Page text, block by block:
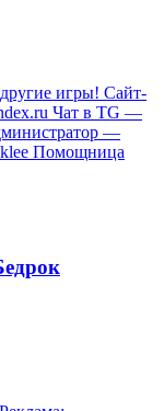
игры! Сайт-
Чат в TG —
—
Помощница